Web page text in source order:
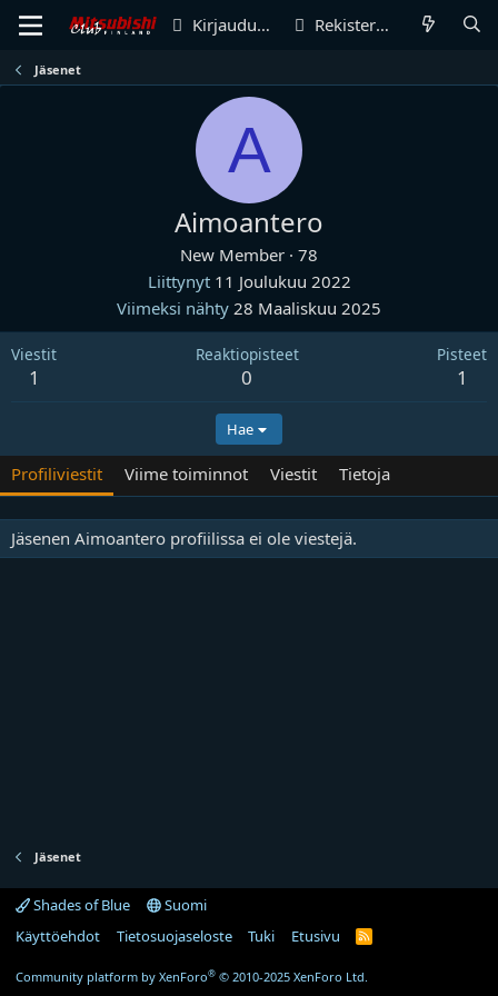
Kirjaudu sisään Rekisteröidy
Jäsenet
A
Aimoantero
New Member · 78
Liittynyt 11 Joulukuu 2022
Viimeksi nähty 28 Maaliskuu 2025
Viestit
1
Reaktiopisteet
0
Pisteet
1
Hae
Profiliviestit Viime toiminnot Viestit Tietoja
Jäsenen Aimoantero profiilissa ei ole viestejä.
Jäsenet
Shades of Blue
Suomi
Käyttöehdot
Tietosuojaseloste Tuki Etusivu
R
Community platform by XenForo® © 2010-2025 XenForo Ltd.